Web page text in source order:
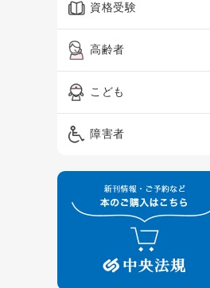
資格受験
ケアマネジャー
精神保健福祉士
保育士
高齢者
認知症ケア・介護技術
ーシャルワーク
看護
制度
こども
保育・教育／発達障害
障害者
障害者支援・福祉